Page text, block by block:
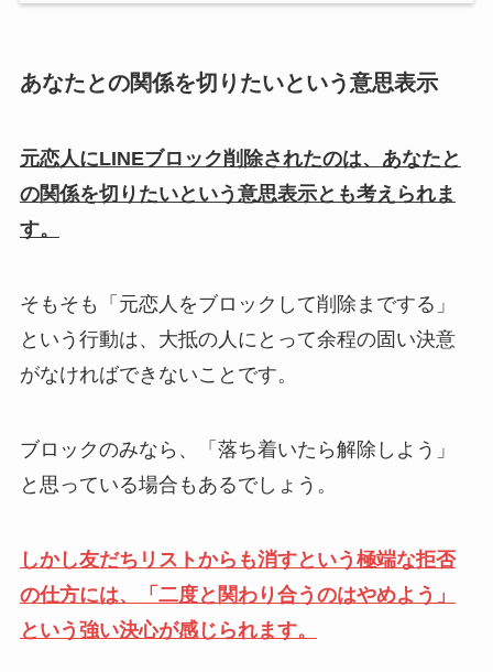
あなたとの関係を切りたいという意思表示
元恋人にLINEブロック削除されたのは、あなたと
の関係を切りたいという意思表示とも考えられま
す。
そもそも「元恋人をブロックして削除までする」
という行動は、大抵の人にとって余程の固い決意
がなければできないことです。
ブロックのみなら、「落ち着いたら解除しよう」
と思っている場合もあるでしょう。
しかし友だちリストからも消すという極端な拒否
の仕方には、「二度と関わり合うのはやめよう」
という強い決心が感じられます。